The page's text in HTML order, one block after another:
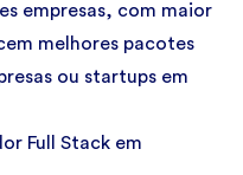
empresas, com maior
melhores pacotes
ou startups em
Full Stack em